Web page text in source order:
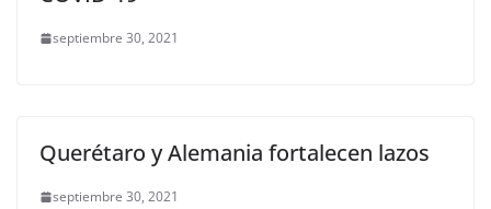
septiembre 30, 2021
Querétaro y Alemania fortalecen lazos
septiembre 30, 2021